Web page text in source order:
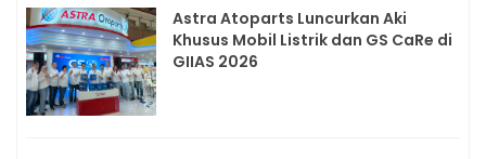
Astra Atoparts Luncurkan Aki
Khusus Mobil Listrik dan GS CaRe di
GIIAS 2026